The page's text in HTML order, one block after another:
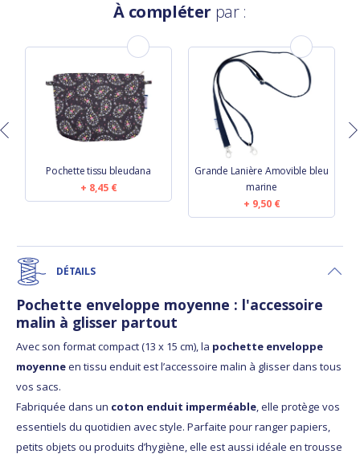
À compléter par :
Pochette tissu bleudana
8,45 €
Grande Lanière Amovible bleu
marine
9,50 €
DÉTAILS
Pochette enveloppe moyenne : l'accessoire
malin à glisser partout
Avec son format compact (13 x 15 cm), la pochette enveloppe
moyenneen tissu enduit est l’accessoire malin à glisser dans tous
vos sacs.
Fabriquée dans un coton enduit imperméable, elle protège vos
essentiels du quotidien avec style. Parfaite pour ranger papiers,
petits objets ou produits d’hygiène, elle est aussi idéale en trousse